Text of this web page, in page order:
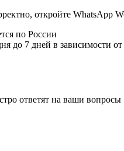
откройте WhatsApp
по России
до 7 дней в зависимости от
ответят на ваши вопросы